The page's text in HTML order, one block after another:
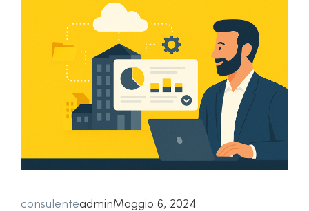
consulenteadminMaggio 6, 2024